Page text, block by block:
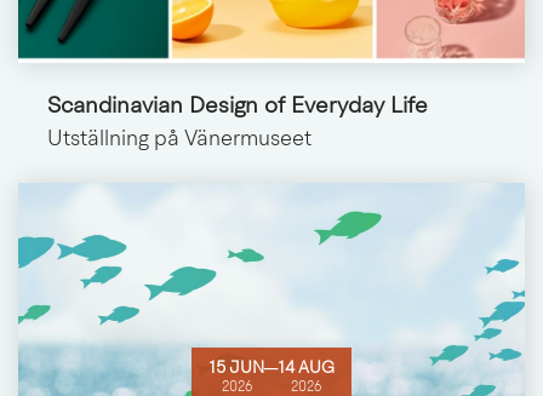
Scandinavian Design of Everyday Life
Utställning på Vänermuseet
15 JUN
2026
─14 AUG
2026